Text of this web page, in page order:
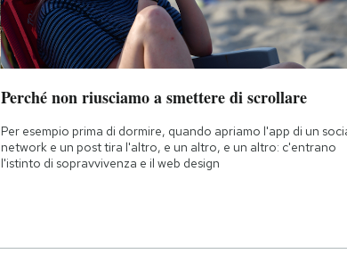
Perché non riusciamo a smettere di scrollare
Per esempio prima di dormire, quando apriamo l'app di un
network e un post tira l'altro, e un altro, e un altro: c'entrano
l'istinto di sopravvivenza e il web design